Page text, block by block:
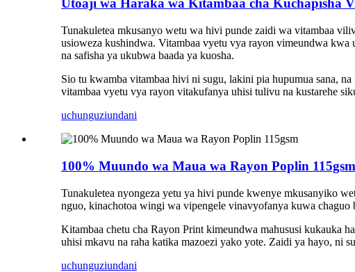
Utoaji wa Haraka wa Kitambaa cha Kuchapisha
Tunakuletea mkusanyo wetu wa hivi punde zaidi wa vitambaa
usioweza kushindwa. Vitambaa vyetu vya rayon vimeundwa
na safisha ya ukubwa baada ya kuosha.
Sio tu kwamba vitambaa hivi ni sugu, lakini pia hupumua sana,
vitambaa vyetu vya rayon vitakufanya uhisi tulivu na kustarehe
uchunguziundani
100% Muundo wa Maua wa Rayon Poplin 115gsm
Tunakuletea nyongeza yetu ya hivi punde kwenye mkusanyiko
nguo, kinachotoa wingi wa vipengele vinavyofanya kuwa chaguo
Kitambaa chetu cha Rayon Print kimeundwa mahususi kukauka
uhisi mkavu na raha katika mazoezi yako yote. Zaidi ya hayo, ni
uchunguziundani